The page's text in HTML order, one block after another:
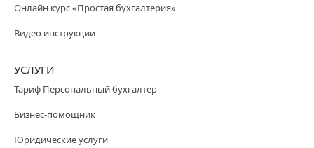
Онлайн курс «Простая бухгалтерия»
Видео инструкции
УСЛУГИ
Тариф Персональный бухгалтер
Бизнес-помощник
Юридические услуги